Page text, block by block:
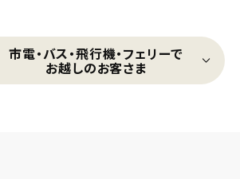
市電・バス・飛行機・フェリーで
お越しのお客さま